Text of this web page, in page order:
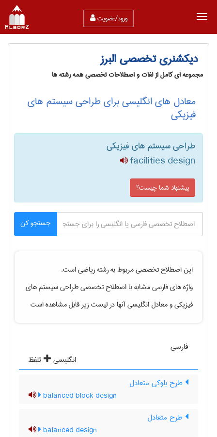
ورود/عضویت
دیکشنری تخصصی البرز
مجموعه ای کامل از لغات و اصطلاحات تخصصی همه رشته ها
معادل های انگلیسی برای طراحی سیستم های
فیزیکی
طراحی سیستم های فیزیکی
facilities design
پیشنهاد شما چیست؟
جستجو کن
این اصطلاح تخصصی مربوط به رشتهرياضیاست.
واژه های فارسی مشابه با اصطلاح تخصصیطراحی سیستم های
فیزیکیو معادل انگلیسی آنها در لیست زیر قابل مشاهده است
فارسی
انگلیسی
تلفظ
طرح بلوکی متعادل
balanced block design
طرح متعادل
balanced design